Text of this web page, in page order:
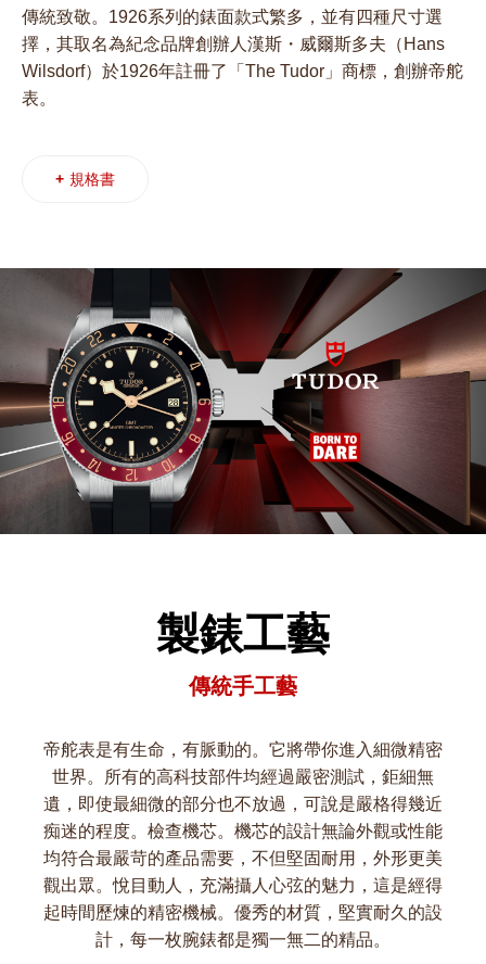
傳統致敬。1926系列的錶面款式繁多，並有四種尺寸選
擇，其取名為紀念品牌創辦人漢斯・威爾斯多夫（Hans
Wilsdorf）於1926年註冊了「The Tudor」商標，創辦帝舵
表。
+ 規格書
製錶工藝
傳統手工藝
帝舵表是有生命，有脈動的。它將帶你進入細微精密
世界。所有的高科技部件均經過嚴密測試，鉅細無
遺，即使最細微的部分也不放過，可說是嚴格得幾近
痴迷的程度。檢查機芯。機芯的設計無論外觀或性能
均符合最嚴苛的產品需要，不但堅固耐用，外形更美
觀出眾。悅目動人，充滿攝人心弦的魅力，這是經得
起時間歷煉的精密機械。優秀的材質，堅實耐久的設
計，每一枚腕錶都是獨一無二的精品。